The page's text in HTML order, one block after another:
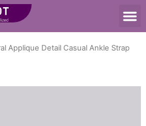
Applique Detail Casual Ankle Strap